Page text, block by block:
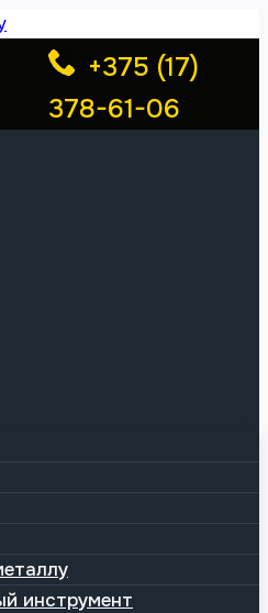
+375 (17)
378-61-06
инструмент